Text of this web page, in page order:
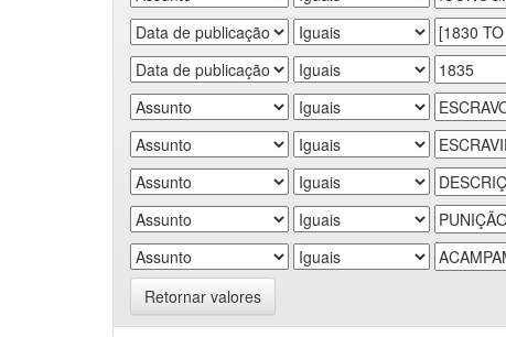
Retornar valores